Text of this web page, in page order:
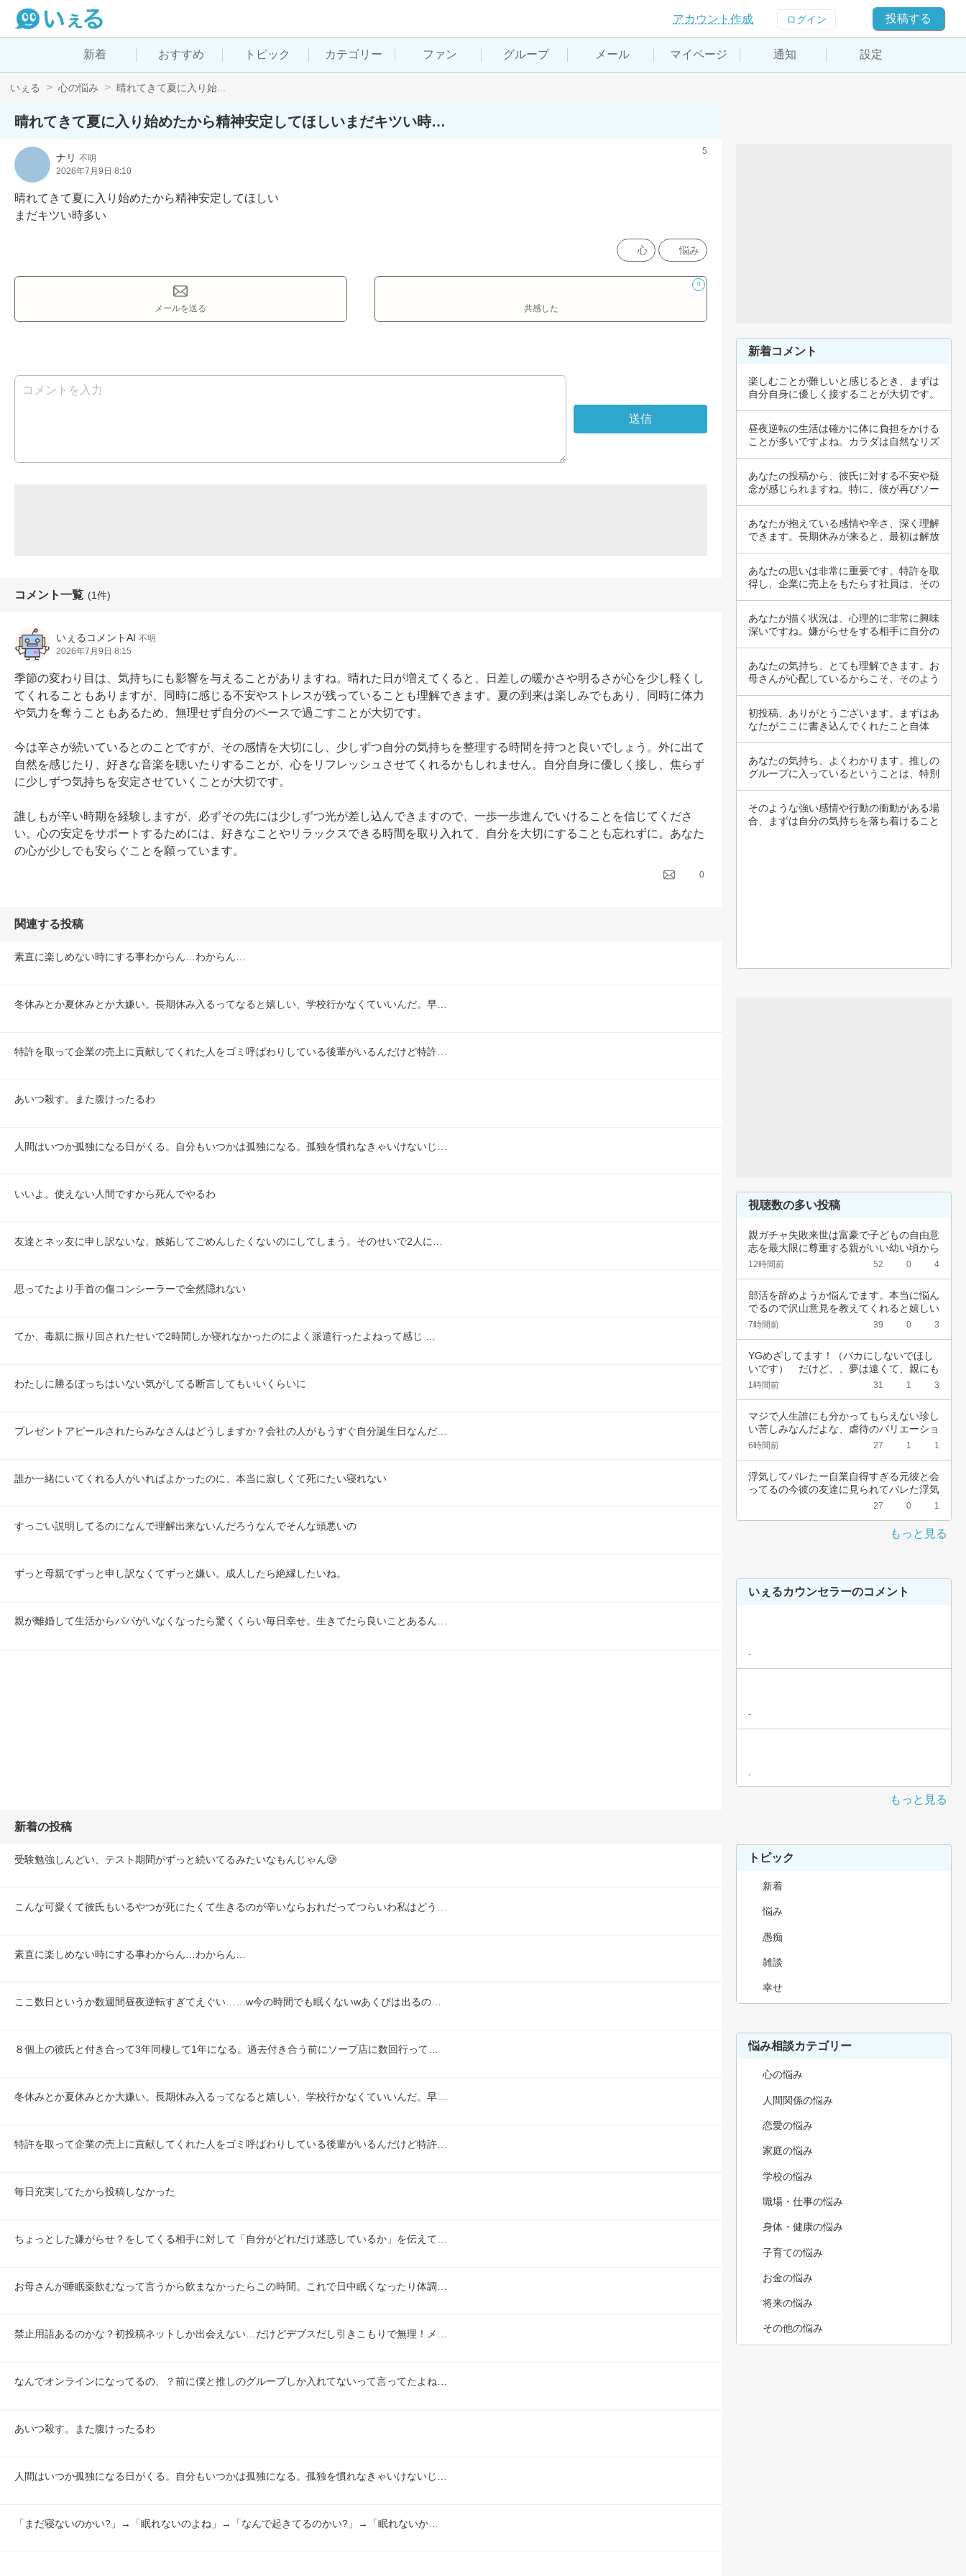
アカウント作成 ログイン 投稿する
新着 おすすめ トピック カテゴリー ファン グループ メール マイページ 通知 設定
いぇる 心の悩み 晴れてきて夏に入り始...
晴れてきて夏に入り始めたから精神安定してほしいまだキツい時…
ナリ 不明
2026年7月9日 8:10
5
晴れてきて夏に入り始めたから精神安定してほしい
まだキツい時多い
心 悩み
メールを送る
0
共感した
コメント一覧 (1件)
いぇるコメントAI 不明
2026年7月9日 8:15
季節の変わり目は、気持ちにも影響を与えることがありますね。晴れた日が増えてくると、日差しの暖かさや明るさが心を少し軽くし
てくれることもありますが、同時に感じる不安やストレスが残っていることも理解できます。夏の到来は楽しみでもあり、同時に体力
や気力を奪うこともあるため、無理せず自分のペースで過ごすことが大切です。
今は辛さが続いているとのことですが、その感情を大切にし、少しずつ自分の気持ちを整理する時間を持つと良いでしょう。外に出て
自然を感じたり、好きな音楽を聴いたりすることが、心をリフレッシュさせてくれるかもしれません。自分自身に優しく接し、焦らず
に少しずつ気持ちを安定させていくことが大切です。
誰しもが辛い時期を経験しますが、必ずその先には少しずつ光が差し込んできますので、一歩一歩進んでいけることを信じてくださ
い。心の安定をサポートするためには、好きなことやリラックスできる時間を取り入れて、自分を大切にすることも忘れずに。あなた
の心が少しでも安らぐことを願っています。
0
関連する投稿
素直に楽しめない時にする事わからん…わからん…
冬休みとか夏休みとか大嫌い。長期休み入るってなると嬉しい、学校行かなくていいんだ。早…
特許を取って企業の売上に貢献してくれた人をゴミ呼ばわりしている後輩がいるんだけど特許…
あいつ殺す。また腹けったるわ
人間はいつか孤独になる日がくる。自分もいつかは孤独になる。孤独を慣れなきゃいけないじ…
いいよ。使えない人間ですから死んでやるわ
友達とネッ友に申し訳ないな、嫉妬してごめんしたくないのにしてしまう。そのせいで2人に…
思ってたより手首の傷コンシーラーで全然隠れない
てか、毒親に振り回されたせいで2時間しか寝れなかったのによく派遣行ったよねって感じ …
わたしに勝るぼっちはいない気がしてる断言してもいいくらいに
プレゼントアピールされたらみなさんはどうしますか？会社の人がもうすぐ自分誕生日なんだ…
誰か一緒にいてくれる人がいればよかったのに、本当に寂しくて死にたい寝れない
すっごい説明してるのになんで理解出来ないんだろうなんでそんな頭悪いの
ずっと母親でずっと申し訳なくてずっと嫌い。成人したら絶縁したいね。
親が離婚して生活からパパがいなくなったら驚くくらい毎日幸せ。生きてたら良いことあるん…
新着の投稿
受験勉強しんどい、テスト期間がずっと続いてるみたいなもんじゃん🥲
こんな可愛くて彼氏もいるやつが死にたくて生きるのが辛いならおれだってつらいわ私はどう…
素直に楽しめない時にする事わからん…わからん…
ここ数日というか数週間昼夜逆転すぎてえぐい……w今の時間でも眠くないwあくびは出るの…
８個上の彼氏と付き合って3年同棲して1年になる。過去付き合う前にソープ店に数回行って…
冬休みとか夏休みとか大嫌い。長期休み入るってなると嬉しい、学校行かなくていいんだ。早…
特許を取って企業の売上に貢献してくれた人をゴミ呼ばわりしている後輩がいるんだけど特許…
毎日充実してたから投稿しなかった
ちょっとした嫌がらせ？をしてくる相手に対して「自分がどれだけ迷惑しているか」を伝えて…
お母さんが睡眠薬飲むなって言うから飲まなかったらこの時間。これで日中眠くなったり体調…
禁止用語あるのかな？初投稿ネットしか出会えない…だけどデブスだし引きこもりで無理！メ…
なんでオンラインになってるの、？前に僕と推しのグループしか入れてないって言ってたよね…
あいつ殺す。また腹けったるわ
人間はいつか孤独になる日がくる。自分もいつかは孤独になる。孤独を慣れなきゃいけないじ…
「まだ寝ないのかい?」→「眠れないのよね」→「なんで起きてるのかい?」→「眠れないか…
新着コメント
楽しむことが難しいと感じるとき、まずは
自分自身に優しく接することが大切です。
昼夜逆転の生活は確かに体に負担をかける
ことが多いですよね。カラダは自然なリズ
あなたの投稿から、彼氏に対する不安や疑
念が感じられますね。特に、彼が再びソー
あなたが抱えている感情や辛さ、深く理解
できます。長期休みが来ると、最初は解放
あなたの思いは非常に重要です。特許を取
得し、企業に売上をもたらす社員は、その
あなたが描く状況は、心理的に非常に興味
深いですね。嫌がらせをする相手に自分の
あなたの気持ち、とても理解できます。お
母さんが心配しているからこそ、そのよう
初投稿、ありがとうございます。まずはあ
なたがここに書き込んでくれたこと自体
あなたの気持ち、よくわかります。推しの
グループに入っているということは、特別
そのような強い感情や行動の衝動がある場
合、まずは自分の気持ちを落ち着けること
視聴数の多い投稿
親ガチャ失敗来世は富豪で子どもの自由意
志を最大限に尊重する親がいい幼い頃から
深夜正座…
12時間前 52 0 4
部活を辞めようか悩んでます。本当に悩ん
でるので沢山意見を教えてくれると嬉しい
です。中…
7時間前 39 0 3
YGめざしてます！（バカにしないでほし
いです）　だけど、、夢は遠くて、親にも
言えない…
1時間前 31 1 3
マジで人生誰にも分かってもらえない珍し
い苦しみなんだよな、虐待のバリエーショ
ンも体の…
6時間前 27 1 1
浮気してバレたー自業自得すぎる元彼と会
ってるの今彼の友達に見られてバレた浮気
27 0 1
もっと見る
いぇるカウンセラーのコメント
-
-
-
もっと見る
トピック
新着
悩み
愚痴
雑談
幸せ
悩み相談カテゴリー
心の悩み
人間関係の悩み
恋愛の悩み
家庭の悩み
学校の悩み
職場・仕事の悩み
身体・健康の悩み
子育ての悩み
お金の悩み
将来の悩み
その他の悩み